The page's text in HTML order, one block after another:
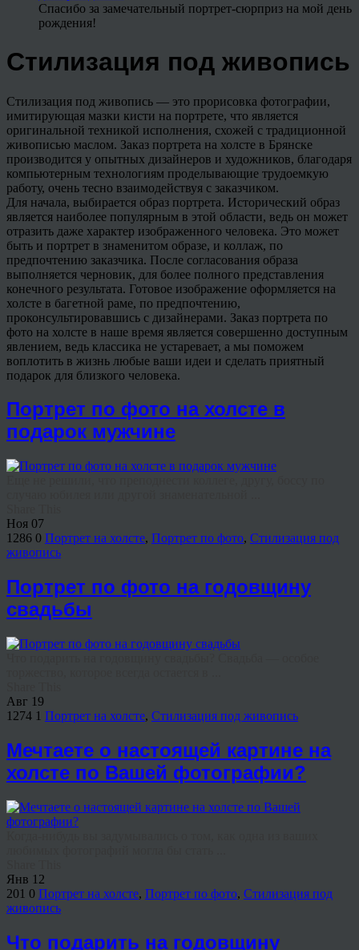
Спасибо за замечательный портрет-сюрприз на мой день
рождения!
Стилизация под живопись
Стилизация под живопись — это прорисовка фотографии,
имитирующая мазки кисти на портрете, что является
оригинальной техникой исполнения, схожей с традиционной
живописью маслом. Заказ портрета на холсте в Брянске
производится у опытных дизайнеров и художников, благодаря
компьютерным технологиям проделывающие трудоемкую
работу, очень тесно взаимодействуя с заказчиком.
Для начала, выбирается образ портрета. Исторический образ
является наиболее популярным в этой области, ведь он может
отразить даже характер изображенного человека. Это может
быть и портрет в знаменитом образе, и коллаж, по
предпочтению заказчика. После согласования образа
выполняется черновик, для более полного представления
конечного результата. Готовое изображение оформляется на
холсте в багетной раме, по предпочтению,
проконсультировавшись с дизайнерами. Заказ портрета по
фото на холсте в наше время является совершенно доступным
явлением, ведь классика не устаревает, а мы поможем
воплотить в жизнь любые ваши идеи и сделать приятный
подарок для близкого человека.
Портрет по фото на холсте в
подарок мужчине
Ноя 07
1286 0 Портрет на холсте, Портрет по фото, Стилизация под
живопись
Портрет по фото на годовщину
свадьбы
Авг 19
1274 1 Портрет на холсте, Стилизация под живопись
Мечтаете о настоящей картине на
холсте по Вашей фотографии?
Янв 12
201 0 Портрет на холсте, Портрет по фото, Стилизация под
живопись
Что подарить на годовщину